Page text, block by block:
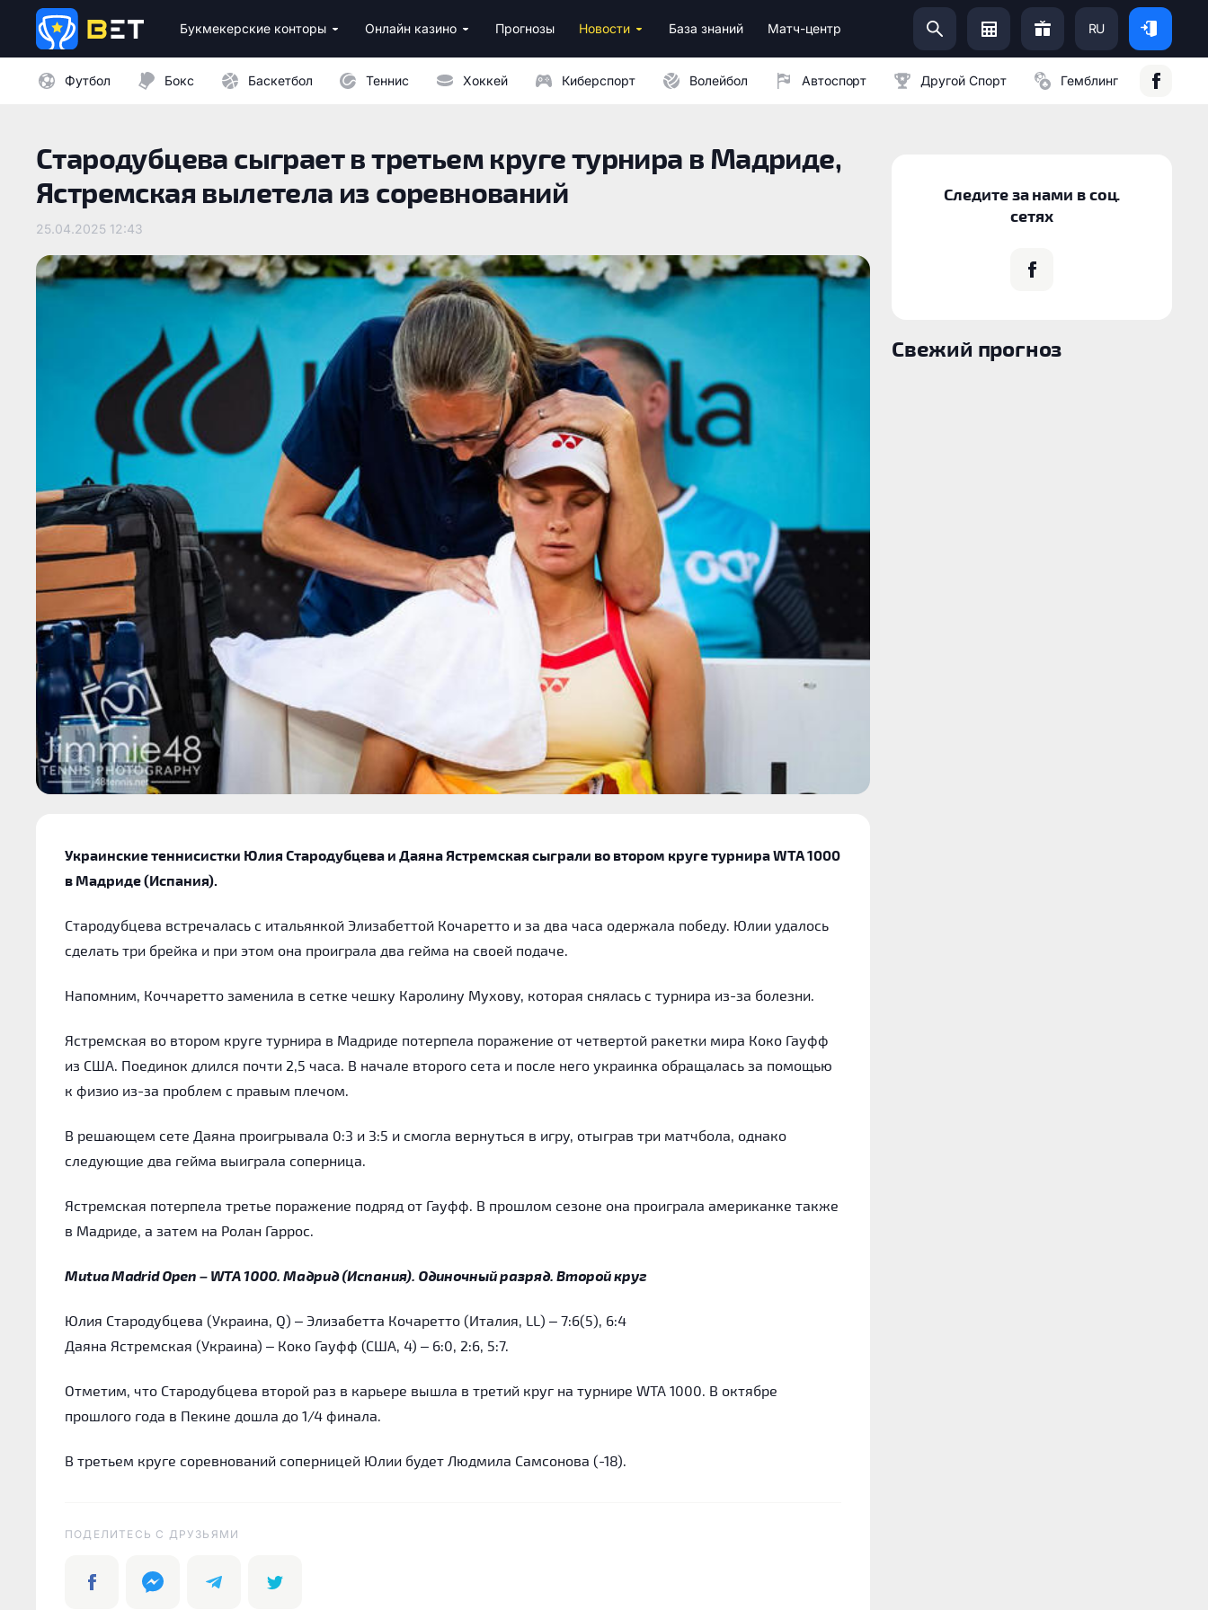
Букмекерские конторы Онлайн казино Прогнозы Новости База знаний Матч-центр RU
Футбол Бокс Баскетбол Теннис Хоккей Киберспорт Волейбол Автоспорт Другой Спорт Гемблинг
Стародубцева сыграет в третьем круге турнира в Мадриде,
Ястремская вылетела из соревнований
25.04.2025 12:43
Украинские теннисистки Юлия Стародубцева и Даяна Ястремская сыграли во втором круге турнира WTA 1000
в Мадриде (Испания).
Стародубцева встречалась с итальянкой Элизабеттой Кочаретто и за два часа одержала победу. Юлии удалось
сделать три брейка и при этом она проиграла два гейма на своей подаче.
Напомним, Коччаретто заменила в сетке чешку Каролину Мухову, которая снялась с турнира из-за болезни.
Ястремская во втором круге турнира в Мадриде потерпела поражение от четвертой ракетки мира Коко Гауфф
из США. Поединок длился почти 2,5 часа. В начале второго сета и после него украинка обращалась за помощью
к физио из-за проблем с правым плечом.
В решающем сете Даяна проигрывала 0:3 и 3:5 и смогла вернуться в игру, отыграв три матчбола, однако
следующие два гейма выиграла соперница.
Ястремская потерпела третье поражение подряд от Гауфф. В прошлом сезоне она проиграла американке также
в Мадриде, а затем на Ролан Гаррос.
Mutua Madrid Open – WTA 1000. Мадрид (Испания). Одиночный разряд. Второй круг
Юлия Стародубцева (Украина, Q) – Элизабетта Кочаретто (Италия, LL) – 7:6(5), 6:4
Даяна Ястремская (Украина) – Коко Гауфф (США, 4) – 6:0, 2:6, 5:7.
Отметим, что Стародубцева второй раз в карьере вышла в третий круг на турнире WTA 1000. В октябре
прошлого года в Пекине дошла до 1/4 финала.
В третьем круге соревнований соперницей Юлии будет Людмила Самсонова (-18).
ПОДЕЛИТЕСЬ C ДРУЗЬЯМИ
Следите за нами в соц.
сетях
Свежий прогноз